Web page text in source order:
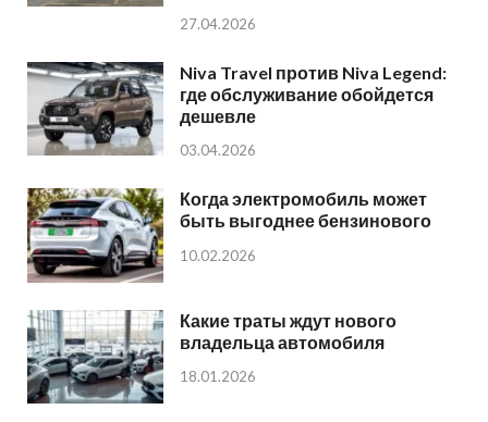
27.04.2026
Niva Travel против Niva Legend:
где обслуживание обойдется
дешевле
03.04.2026
Когда электромобиль может
быть выгоднее бензинового
10.02.2026
Какие траты ждут нового
владельца автомобиля
18.01.2026